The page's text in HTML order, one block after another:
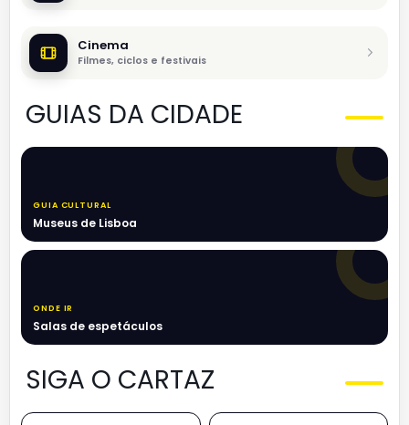
Cinema
Filmes, ciclos e festivais
GUIAS DA CIDADE
GUIA CULTURAL
Museus de Lisboa
ONDE IR
Salas de espetáculos
SIGA O CARTAZ